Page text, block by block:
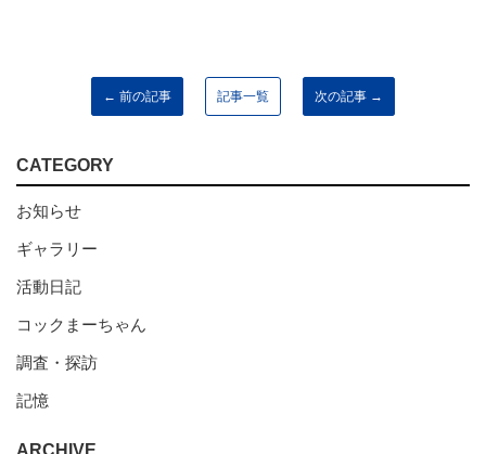
← 前の記事 記事一覧 次の記事 →
CATEGORY
お知らせ
ギャラリー
活動日記
コックまーちゃん
調査・探訪
記憶
ARCHIVE